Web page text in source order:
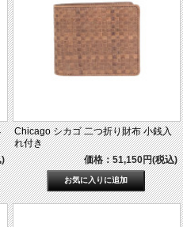
Chicago シカゴ 二つ折り財布 小銭入
れ付き
価格：51,150円(税込)